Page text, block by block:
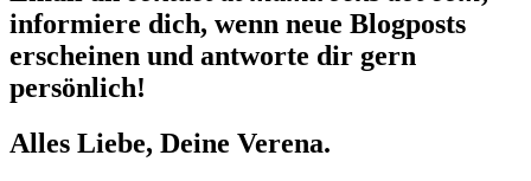
informiere dich, wenn neue Blogposts
erscheinen und antworte dir gern
persönlich!
Alles Liebe, Deine Verena.